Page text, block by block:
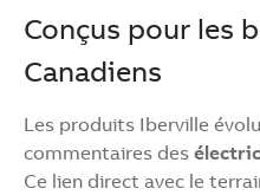
Conçus pour les
Canadiens
Les produits Iberville
commentaires des
Ce lien direct avec le